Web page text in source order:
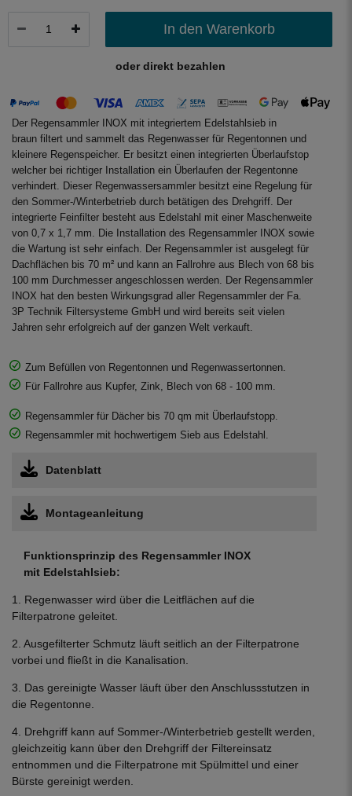
In den Warenkorb
oder direkt bezahlen
Der Regensammler INOX mit integriertem Edelstahlsieb in
braun filtert und sammelt das Regenwasser für Regentonnen und
kleinere Regenspeicher. Er besitzt einen integrierten Überlaufstop
welcher bei richtiger Installation ein Überlaufen der Regentonne
verhindert. Dieser Regenwassersammler besitzt eine Regelung für
den Sommer-/Winterbetrieb durch betätigen des Drehgriff. Der
integrierte Feinfilter besteht aus Edelstahl mit einer Maschenweite
von 0,7 x 1,7 mm. Die Installation des Regensammler INOX sowie
die Wartung ist sehr einfach. Der Regensammler ist ausgelegt für
Dachflächen bis 70 m² und kann an Fallrohre aus Blech von 68 bis
100 mm Durchmesser angeschlossen werden. Der Regensammler
INOX hat den besten Wirkungsgrad aller Regensammler der Fa.
3P Technik Filtersysteme GmbH und wird bereits seit vielen
Jahren sehr erfolgreich auf der ganzen Welt verkauft.
Zum Befüllen von Regentonnen und Regenwassertonnen.
Für Fallrohre aus Kupfer, Zink, Blech von 68 - 100 mm.
Regensammler für Dächer bis 70 qm mit Überlaufstopp.
Regensammler mit hochwertigem Sieb aus Edelstahl.
Datenblatt
Montageanleitung
Funktionsprinzip des Regensammler INOX
mit Edelstahlsieb:
1. Regenwasser wird über die Leitflächen auf die
Filterpatrone geleitet.
2. Ausgefilterter Schmutz läuft seitlich an der Filterpatrone
vorbei und fließt in die Kanalisation.
3. Das gereinigte Wasser läuft über den Anschlussstutzen in
die Regentonne.
4. Drehgriff kann auf Sommer-/Winterbetrieb gestellt werden,
gleichzeitig kann über den Drehgriff der Filtereinsatz
entnommen und die Filterpatrone mit Spülmittel und einer
Bürste gereinigt werden.